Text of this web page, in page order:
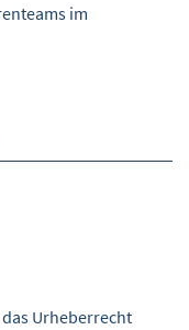
im
Urheberrecht